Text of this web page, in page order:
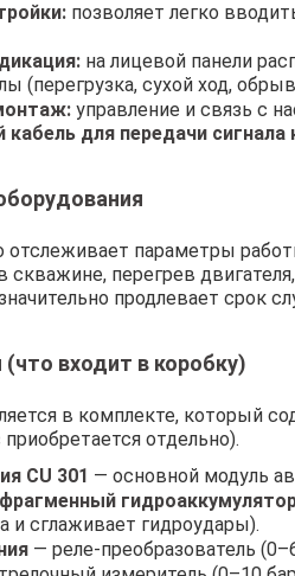
позволяет легко
на лицевой панели
(перегрузка, сухой ход,
управление и связь с
для передачи сигнала
отслеживает параметры
перегрев
продлевает срок
входит в коробку)
в комплекте, который
отдельно).
CU 301 — основной модуль
и сглаживает гидроудары).
— реле-преобразователь